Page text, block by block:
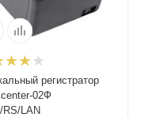
регистратор
02Ф
RS/LAN